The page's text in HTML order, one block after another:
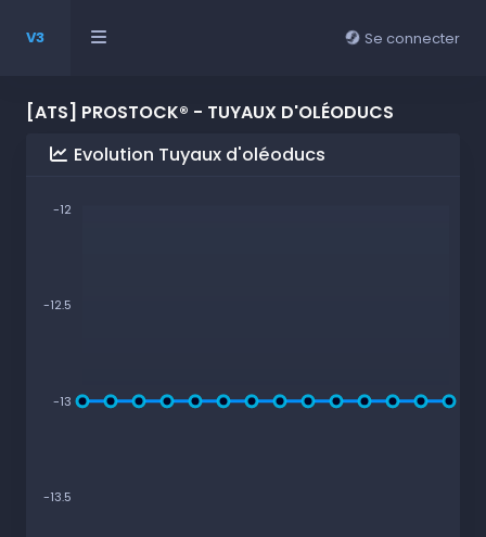
V3 Se connecter
[ATS] PROSTOCK® - TUYAUX D'OLÉODUCS
Evolution Tuyaux d'oléoducs
-12
-12.5
-13
-13.5